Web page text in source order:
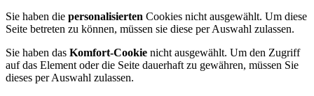
Sie haben die personalisierten Cookies nicht ausgewählt. Um diese
Seite betreten zu können, müssen sie diese per Auswahl zulassen.
Sie haben das Komfort-Cookie nicht ausgewählt. Um den Zugriff
auf das Element oder die Seite dauerhaft zu gewähren, müssen Sie
dieses per Auswahl zulassen.